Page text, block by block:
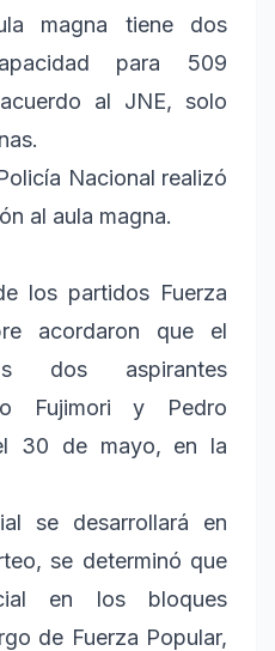
magna tiene dos
para 509
al JNE, solo
Nacional realizó
al aula magna.
los partidos Fuerza
acordaron que el
dos aspirantes
Fujimori y Pedro
30 de mayo, en la
se desarrollará en
se determinó que
en los bloques
de Fuerza Popular,